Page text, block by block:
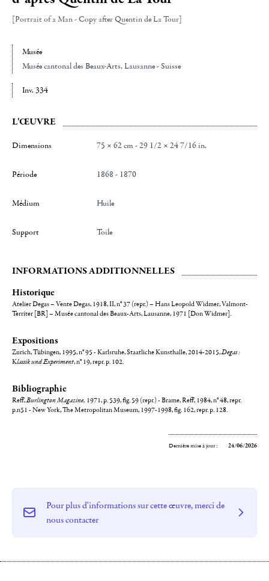
[Portrait of a Man - Copy after Quentin de La Tour]
Musée
Musée cantonal des Beaux-Arts, Lausanne - Suisse
Inv. 334
L'ŒUVRE
Dimensions 75 × 62 cm - 29 1/2 × 24 7/16 in.
Période 1868 - 1870
Médium Huile
Support Toile
INFORMATIONS ADDITIONNELLES
Historique
Atelier Degas – Vente Degas, 1918, II, n° 37 (repr.) – Hans Leopold Widmer, Valmont-
Territer [BR] – Musée cantonal des Beaux-Arts, Lausanne, 1971 [Don Widmer].
Expositions
Zurich, Tübingen, 1995, n° 95 - Karlsruhe, Staatliche Kunsthalle, 2014-2015,Degas :
Klassik und Experiment, n° 19, repr. p. 102.
Bibliographie
Reff,Burlington Magazine, 1971, p. 539, fig. 59 (repr.) - Brame, Reff, 1984, n° 48, repr.
p.n51 - New York, The Metropolitan Museum, 1997-1998, fig. 162, repr. p. 128.
Dernière mise à jour : 24/06/2026
Pour plus d'informations sur cette œuvre, merci de
nous contacter